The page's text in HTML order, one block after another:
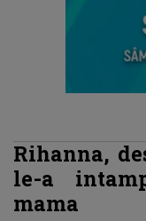
Rihanna,
le-a
mama